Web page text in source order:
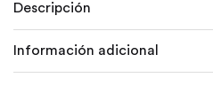
Descripción
Información adicional